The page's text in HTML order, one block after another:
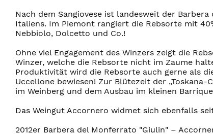
Nach dem Sangiovese ist landesweit der
Italiens. Im Piemont rangiert die Rebsorte mit
Nebbiolo, Dolcetto und Co.!
Ohne viel Engagement des Winzers zeigt die
Winzer, welche die Rebsorte nicht im Zaume
Produktivität wird die Rebsorte auch gerne als
Uccellone bewiesen! Zur Blütezeit der
im Weinberg und dem Ausbau im kleinen
Das Weingut Accornero widmet sich ebenfalls
2012er Barbera del Monferrato "Giulin" –